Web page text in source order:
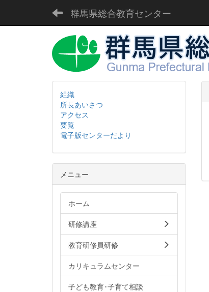
群馬県総合教育センター
組織
所長あいさつ
アクセス
要覧
電子版センターだより
メニュー
ホーム
研修講座
教育研修員研修
カリキュラムセンター
子ども教育･子育て相談